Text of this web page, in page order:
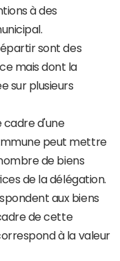
à des
sont des
mais dont la
sur plusieurs
cadre d'une
peut mettre
de biens
de la délégation.
aux biens
de cette
à la valeur